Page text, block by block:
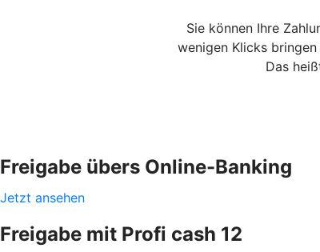
Sie können Ihre
wenigen Klicks
Das
Freigabe übers Online-Banking
Jetzt ansehen
Freigabe mit Profi cash 12